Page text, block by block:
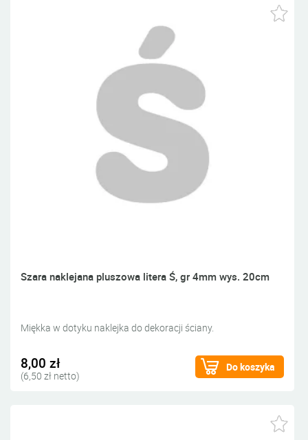
Szara naklejana pluszowa litera Ś, gr 4mm wys. 20cm
Miękka w dotyku naklejka do dekoracji ściany.
8,00 zł
(6,50 zł netto)
Do koszyka